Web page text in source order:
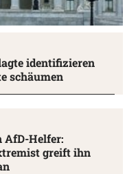
identifizieren
schäumen
AfD-Helfer:
greift ihn